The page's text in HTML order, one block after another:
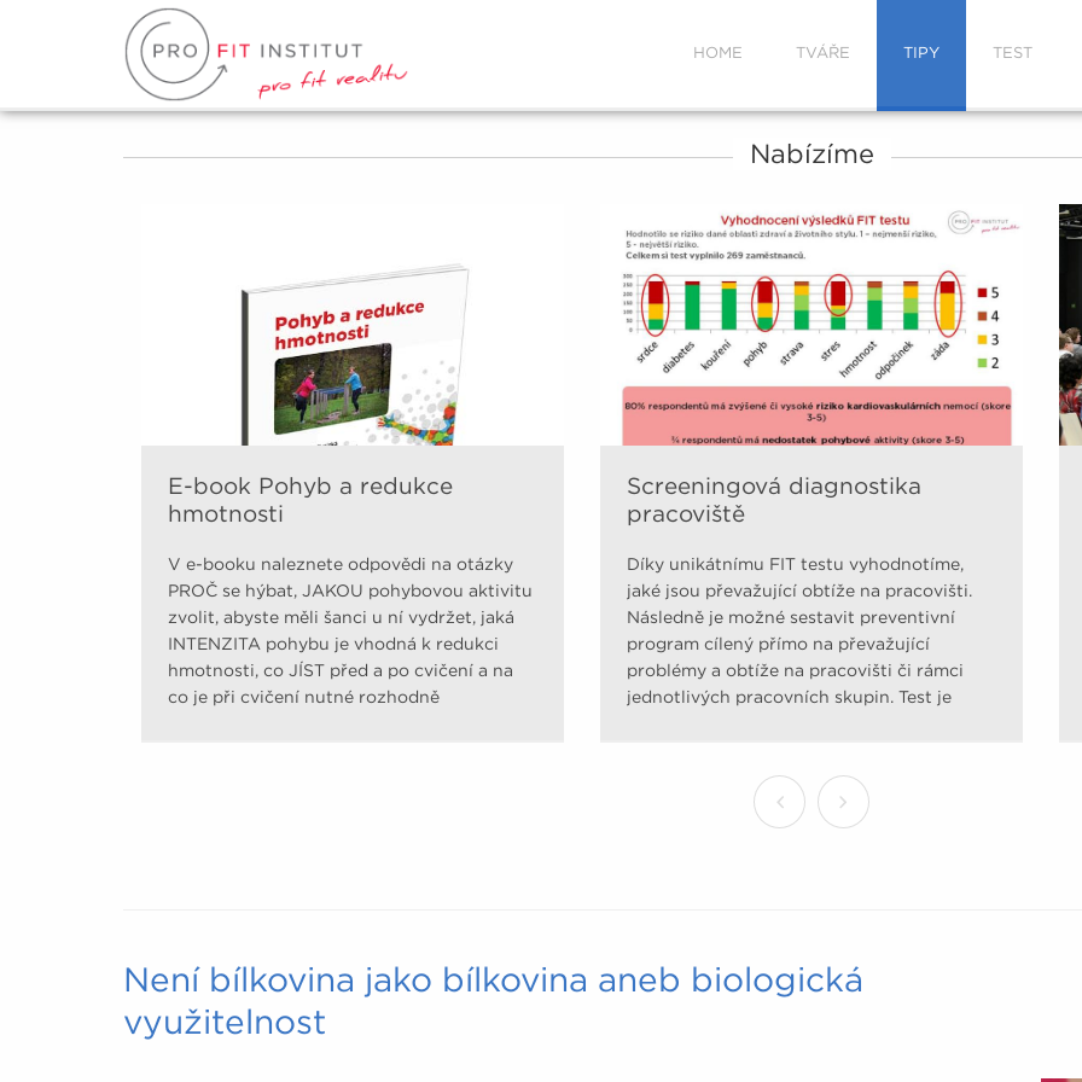
HOME TVÁŘE TIPY TEST
Nabízíme
E-book Pohyb a redukce
hmotnosti
V e-booku naleznete odpovědi na otázky
PROČ se hýbat, JAKOU pohybovou aktivitu
zvolit, abyste měli šanci u ní vydržet, jaká
INTENZITA pohybu je vhodná k redukci
hmotnosti, co JÍST před a po cvičení a na
co je při cvičení nutné rozhodně
Screeningová diagnostika
pracoviště
Díky unikátnímu FIT testu vyhodnotíme,
jaké jsou převažující obtíže na pracovišti.
Následně je možné sestavit preventivní
program cílený přímo na převažující
problémy a obtíže na pracovišti či rámci
jednotlivých pracovních skupin. Test je
pomocí upravených dotazníků uznávaných
odbornými společnostmi. Mapuje úroveň
pohybové aktivity, jídelníček, odolnost vůči
Není bílkovina jako bílkovina aneb biologická
využitelnost